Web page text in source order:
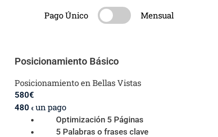
Pago Único Mensual
Posicionamiento Básico
Posicionamiento en Bellas Vistas
580€
480 € un pago
Optimización 5 Páginas
5 Palabras o frases clave